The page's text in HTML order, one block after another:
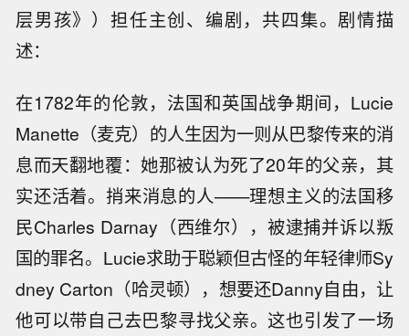
层男孩》）担任主创、编剧，共四集。剧情描
述：
在1782年的伦敦，法国和英国战争期间，Lucie
Manette（麦克）的人生因为一则从巴黎传来的消
息而天翻地覆：她那被认为死了20年的父亲，其
实还活着。捎来消息的人——理想主义的法国移
民Charles Darnay（西维尔），被逮捕并诉以叛
国的罪名。Lucie求助于聪颖但古怪的年轻律师Sy
dney Carton（哈灵顿），想要还Danny自由，让
他可以带自己去巴黎寻找父亲。这也引发了一场